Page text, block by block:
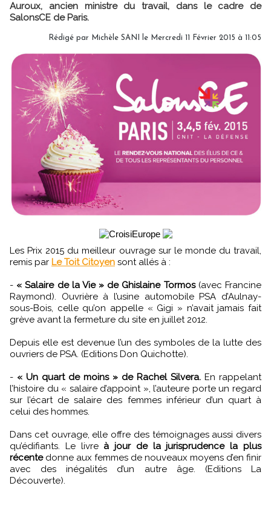
Auroux, ancien ministre du travail, dans le cadre de
SalonsCE de Paris.
Rédigé par Michèle SANI le Mercredi 11 Février 2015 à 11:05
Les Prix 2015 du meilleur ouvrage sur le monde du travail,
remis par Le Toit Citoyen sont allés à :
- « Salaire de la Vie » de Ghislaine Tormos(avec Francine
Raymond). Ouvrière à l’usine automobile PSA d’Aulnay-
sous-Bois, celle qu’on appelle « Gigi » n’avait jamais fait
grève avant la fermeture du site en juillet 2012.
Depuis elle est devenue l’un des symboles de la lutte des
ouvriers de PSA. (Editions Don Quichotte).
- « Un quart de moins » de Rachel Silvera. En rappelant
l’histoire du « salaire d’appoint », l’auteure porte un regard
sur l’écart de salaire des femmes inférieur d’un quart à
celui des hommes.
Dans cet ouvrage, elle offre des témoignages aussi divers
qu’édifiants. Le livre à jour de la jurisprudence la plus
récentedonne aux femmes de nouveaux moyens d’en finir
avec des inégalités d’un autre âge. (Editions La
Découverte).